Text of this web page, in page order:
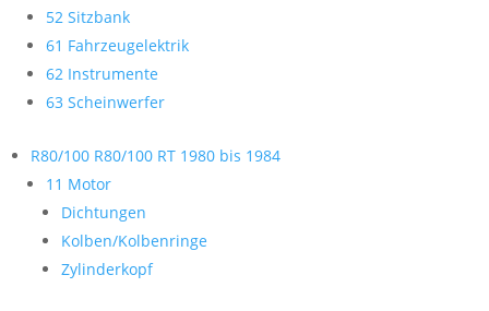
52 Sitzbank
61 Fahrzeugelektrik
62 Instrumente
63 Scheinwerfer
R80/100 R80/100 RT 1980 bis 1984
11 Motor
Dichtungen
Kolben/Kolbenringe
Zylinderkopf